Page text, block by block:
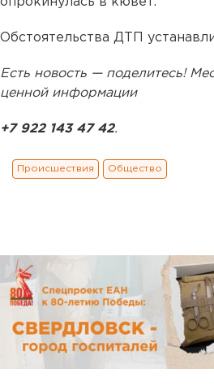
Обстоятельства ДТП
Есть новость — поделитесь!
ценной информации
+7 922 143 47 42.
Происшествия Общество